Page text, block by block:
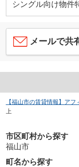
シングル向け物件
メールで共
【福山市の賃貸情報】ア
上
市区町村から探す
福山市
町名から探す